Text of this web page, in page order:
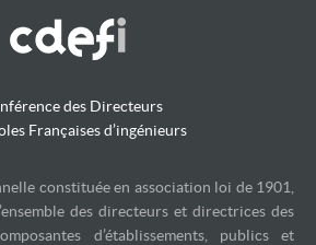
des Directeurs
Françaises d’ingénieurs
constituée en association loi de 1901,
des directeurs et directrices des
d’établissements, publics et